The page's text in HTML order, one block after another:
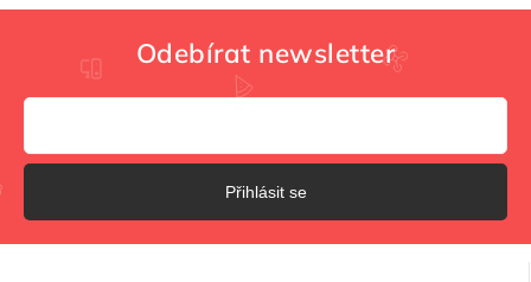
Odebírat newsletter
Přihlásit se